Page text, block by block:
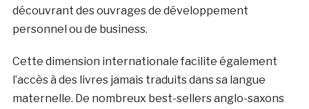
découvrant des ouvrages de développement
personnel ou de business.
Cette dimension internationale facilite également
l’accès à des livres jamais traduits dans sa langue
maternelle. De nombreux best-sellers anglo-saxons